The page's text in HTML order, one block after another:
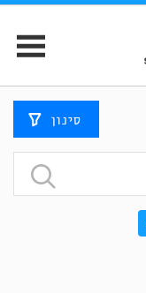
סינון